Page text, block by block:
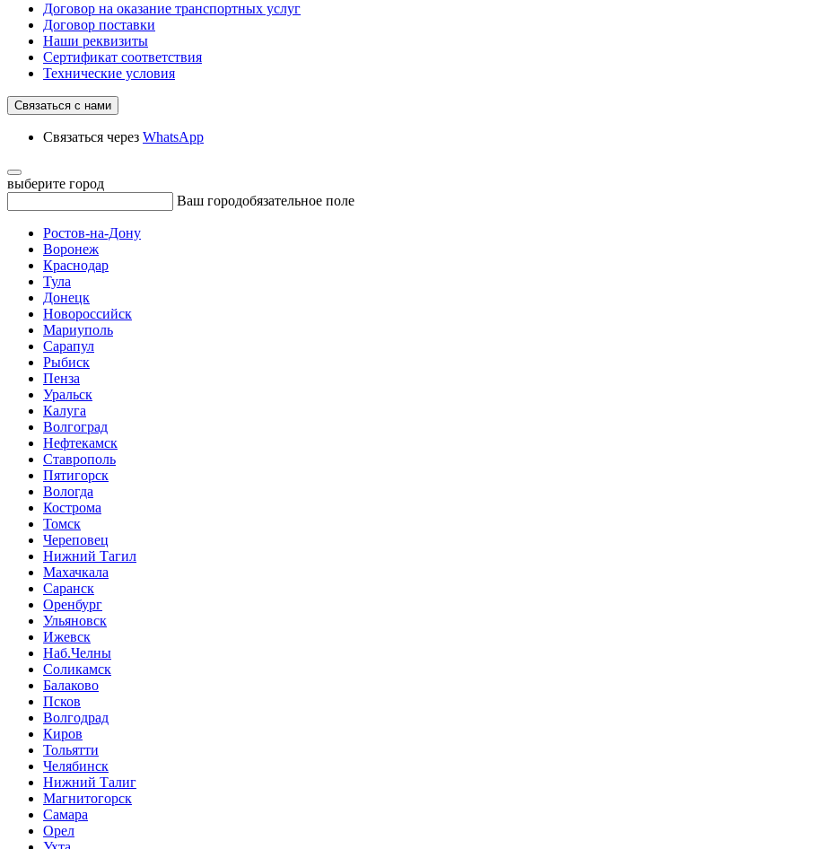
Договор на оказание транспортных услуг
Договор поставки
Наши реквизиты
Сертификат соответствия
Технические условия
Связаться с нами
Связаться через WhatsApp
выберите город
Ваш городобязательное поле
Ростов-на-Дону
Воронеж
Краснодар
Тула
Донецк
Новороссийск
Мариуполь
Сарапул
Рыбиск
Пенза
Уральск
Калуга
Волгоград
Нефтекамск
Ставрополь
Пятигорск
Вологда
Кострома
Томск
Череповец
Нижний Тагил
Махачкала
Саранск
Оренбург
Ульяновск
Ижевск
Наб.Челны
Соликамск
Балаково
Псков
Волгодрад
Киров
Тольятти
Челябинск
Нижний Талиг
Магнитогорск
Самара
Орел